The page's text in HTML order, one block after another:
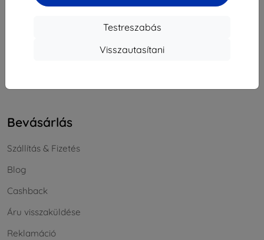
Testreszabás
Visszautasítani
Bevásárlás
Szállítás & Fizetés
Blog
Cashback
Áru visszaküldése
Reklamáció